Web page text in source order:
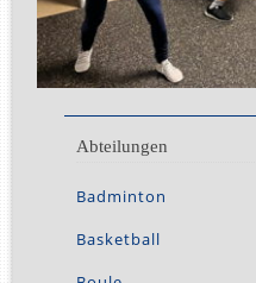
Abteilungen
Navigation
Badminton
Basketball